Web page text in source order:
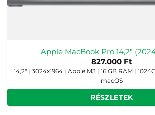
Apple MacBook Pro 14,2″
827.000 Ft
14,2" | 3024x1964 | Apple M3 | 16 GB RAM |
macOS
RÉSZLETEK